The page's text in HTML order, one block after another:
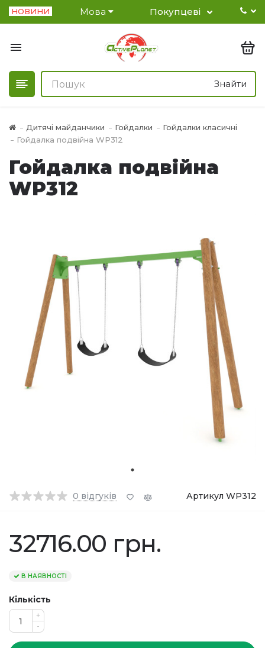
НОВИНИ Мова Покупцеві
Знайти
Дитячі майданчики Гойдалки
Гойдалки класичні
Гойдалка подвійна WP312
Гойдалка подвійна
WP312
0 відгуків Артикул WP312
32716.00 грн.
В НАЯВНОСТІ
Кількість
+
-